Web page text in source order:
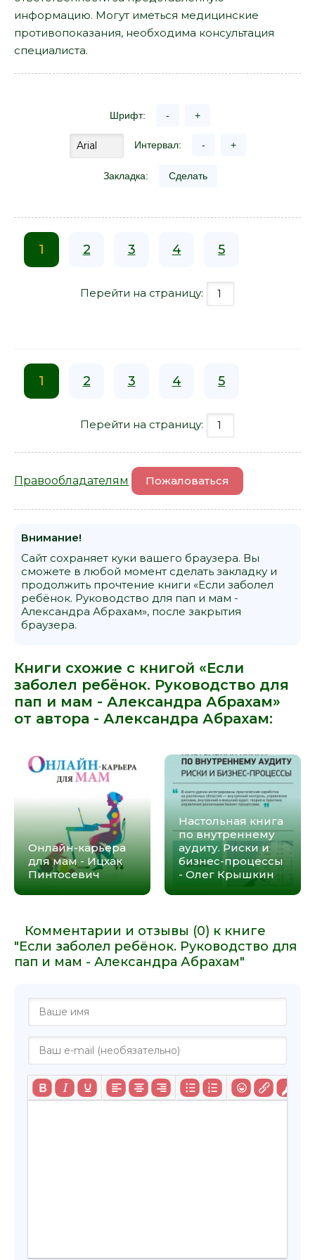
информацию. Могут иметься медицинские
противопоказания, необходима консультация
специалиста.
Шрифт: - +
Интервал: - +
Закладка: Сделать
1 2 3 4 5
Перейти на страницу:
1 2 3 4 5
Перейти на страницу:
Правообладателям Пожаловаться
Внимание!
Сайт сохраняет куки вашего браузера. Вы
сможете в любой момент сделать закладку и
продолжить прочтение книги «Если заболел
ребёнок. Руководство для пап и мам -
Александра Абрахам», после закрытия
браузера.
Книги схожие с книгой «Если
заболел ребёнок. Руководство для
пап и мам - Александра Абрахам»
от автора - Александра Абрахам:
Онлайн-карьера
для мам - Ицхак
Пинтосевич
Настольная книга
по внутреннему
аудиту. Риски и
бизнес-процессы
- Олег Крышкин
Комментарии и отзывы (0) к книге
"Если заболел ребёнок. Руководство для
пап и мам - Александра Абрахам"